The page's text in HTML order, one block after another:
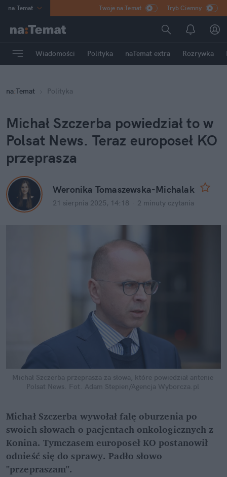
na:Temat
Poland
mama
Rozrywka
Twoje na:Temat Tryb Ciemny
Wiadomości Polityka naTemat extra Rozrywka
na:Temat Polityka
Michał Szczerba powiedział to w
Polsat News. Teraz europoseł KO
przeprasza
Weronika Tomaszewska-Michalak
21 sierpnia 2025, 14:18 2 minuty czytania
Michał Szczerba przeprasza za słowa, które powiedział antenie
Polsat News.
Fot. Adam Stepien/Agencja Wyborcza.pl
Michał Szczerba wywołał falę oburzenia po
swoich słowach o pacjentach onkologicznych z
Konina. Tymczasem europoseł KO postanowił
odnieść się do sprawy. Padło słowo
"przepraszam".